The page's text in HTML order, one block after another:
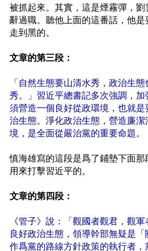
被抓起來。其實，這是煙霧彈，
辭過職。聽他上面的這番話，他是
走到黑的。
文章的第三段：
「自然生態要山清水秀，政治生
秀。」習近平總書記多次強調，
須營造一個良好從政環境，也就是
治生態。淨化政治生態，營造廉潔
境，是全面從嚴治黨的重要命題。
慎海雄寫的這段是爲了鋪墊下面那
用來打擊習近平的。
文章的第四段：
《管子》說：「觀國者觀君，觀
良好政治生態，領導幹部無疑是「
作爲黨的路線方針政策的執行者，